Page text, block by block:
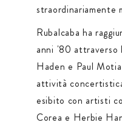
straordinariamente
Rubalcaba ha
anni '80 attraverso
Haden e Paul
attività
esibito con artisti
Corea e Herbie